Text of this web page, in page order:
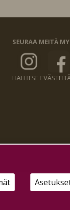
SEURAA MEITÄ
HALLITSE